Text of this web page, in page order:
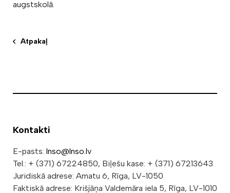
augstskolā.
Atpakaļ
Kontakti
E-pasts: lnso@lnso.lv
Tel.: + (371) 67224850, Biļešu kase: + (371) 67213643
Juridiskā adrese: Amatu 6, Rīga, LV-1050
Faktiskā adrese: Krišjāņa Valdemāra iela 5, Rīga, LV-1010